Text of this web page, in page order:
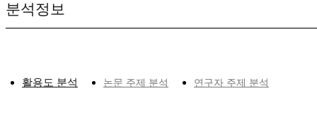
분석정보
활용도 분석 논문 주제 분석 연구자 주제 분석